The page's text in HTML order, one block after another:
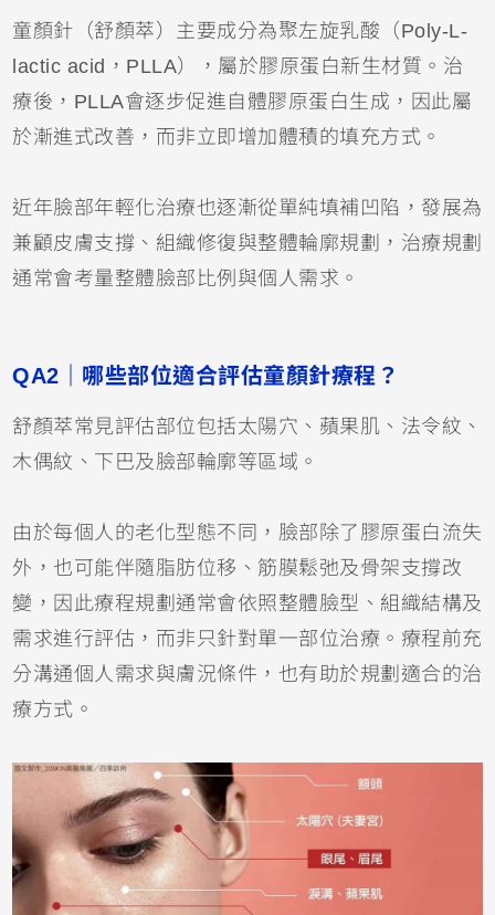
童顏針（舒顏萃）主要成分為聚左旋乳酸（Poly-L-
lactic acid，PLLA），屬於膠原蛋白新生材質。治
療後，PLLA會逐步促進自體膠原蛋白生成，因此屬
於漸進式改善，而非立即增加體積的填充方式。
近年臉部年輕化治療也逐漸從單純填補凹陷，發展為
兼顧皮膚支撐、組織修復與整體輪廓規劃，治療規劃
通常會考量整體臉部比例與個人需求。
QA2｜哪些部位適合評估童顏針療程？
舒顏萃常見評估部位包括太陽穴、蘋果肌、法令紋、
木偶紋、下巴及臉部輪廓等區域。
由於每個人的老化型態不同，臉部除了膠原蛋白流失
外，也可能伴隨脂肪位移、筋膜鬆弛及骨架支撐改
變，因此療程規劃通常會依照整體臉型、組織結構及
需求進行評估，而非只針對單一部位治療。療程前充
分溝通個人需求與膚況條件，也有助於規劃適合的治
療方式。